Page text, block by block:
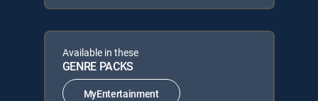
Available in these
GENRE PACKS
MyEntertainment